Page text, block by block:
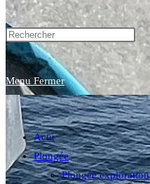
website
search
Menu Fermer
Actu
Plongée
Plongée exploration